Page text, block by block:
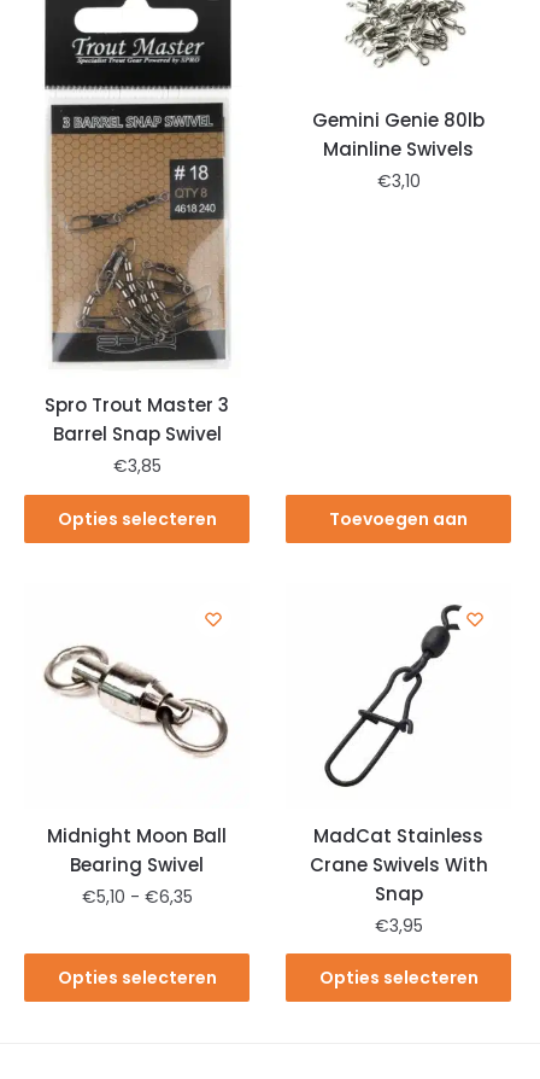
Spro Trout Master 3
Barrel Snap Swivel
€3,85
Opties selecteren
Gemini Genie 80lb
Mainline Swivels
€3,10
Toevoegen aan
Midnight Moon Ball
Bearing Swivel
€5,10 - €6,35
Opties selecteren
MadCat Stainless
Crane Swivels With
Snap
€3,95
Opties selecteren